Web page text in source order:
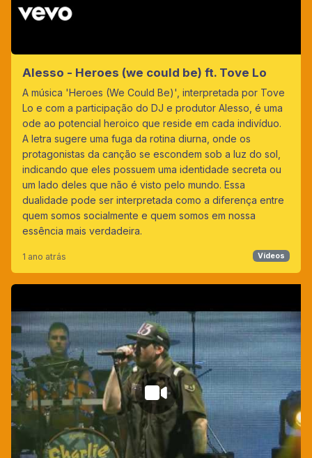
Alesso - Heroes (we could be) ft. Tove Lo
A música 'Heroes (We Could Be)', interpretada por Tove
Lo e com a participação do DJ e produtor Alesso, é uma
ode ao potencial heroico que reside em cada indivíduo.
A letra sugere uma fuga da rotina diurna, onde os
protagonistas da canção se escondem sob a luz do sol,
indicando que eles possuem uma identidade secreta ou
um lado deles que não é visto pelo mundo. Essa
dualidade pode ser interpretada como a diferença entre
quem somos socialmente e quem somos em nossa
essência mais verdadeira.
1 ano atrás Vídeos